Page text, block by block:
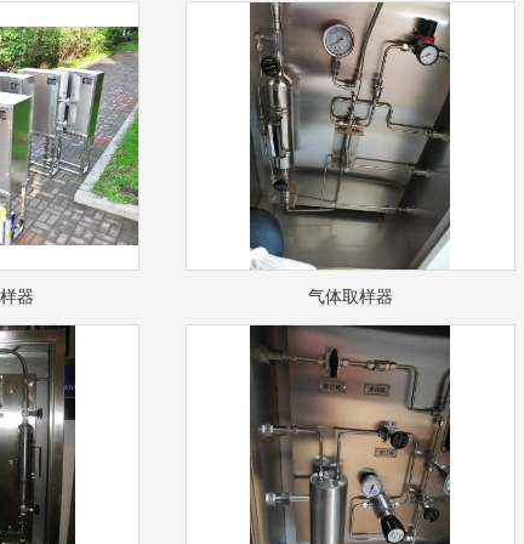
器 气体取样器